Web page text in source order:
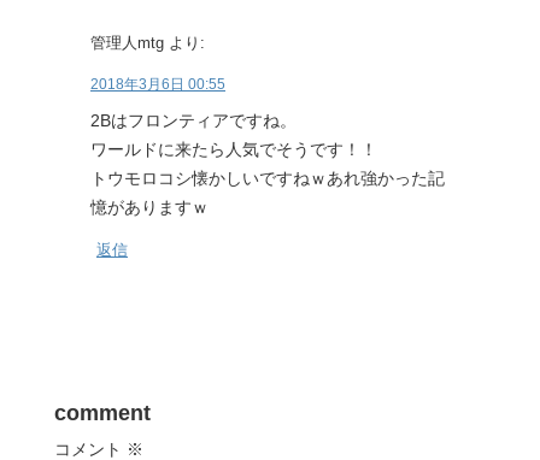
管理人mtg より:
2018年3月6日 00:55
2Bはフロンティアですね。
ワールドに来たら人気でそうです！！
トウモロコシ懐かしいですねｗあれ強かった記
憶がありますｗ
返信
comment
コメント ※